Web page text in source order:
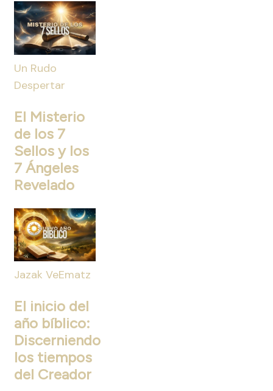
Un Rudo
Despertar
El Misterio
de los 7
Sellos y los
7 Ángeles
Revelado
Jazak VeEmatz
El inicio del
año bíblico:
Discerniendo
los tiempos
del Creador